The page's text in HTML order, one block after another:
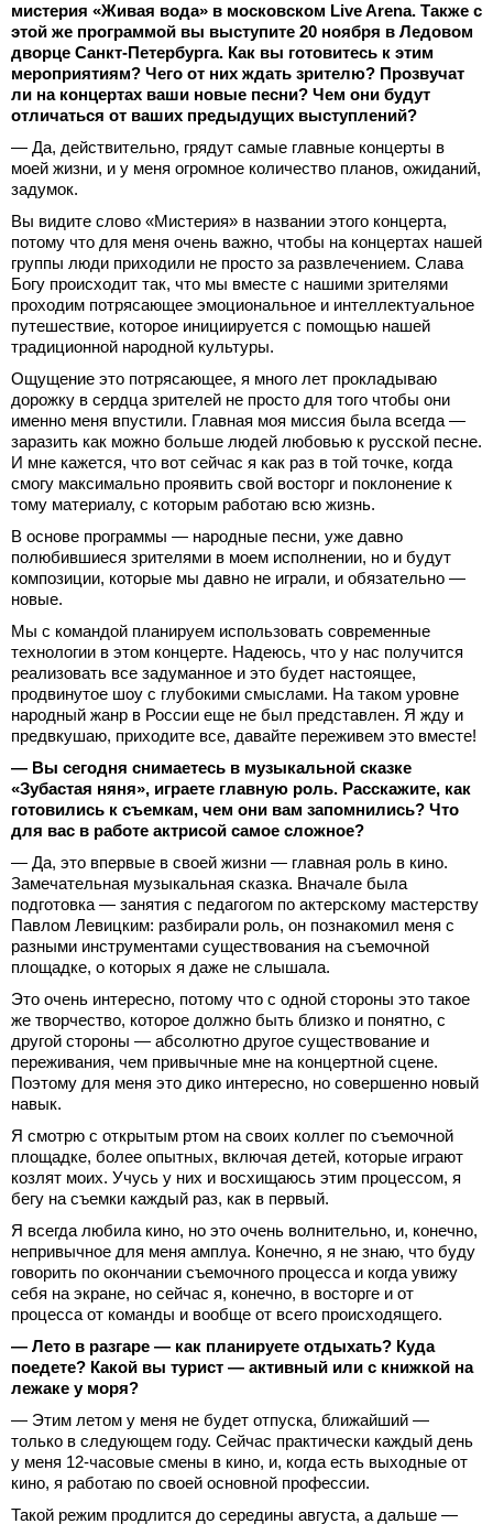
мистерия «Живая вода» в московском Live Arena. Также с
этой же программой вы выступите 20 ноября в Ледовом
дворце Санкт-Петербурга. Как вы готовитесь к этим
мероприятиям? Чего от них ждать зрителю? Прозвучат
ли на концертах ваши новые песни? Чем они будут
отличаться от ваших предыдущих выступлений?
— Да, действительно, грядут самые главные концерты в
моей жизни, и у меня огромное количество планов, ожиданий,
задумок.
Вы видите слово «Мистерия» в названии этого концерта,
потому что для меня очень важно, чтобы на концертах нашей
группы люди приходили не просто за развлечением. Слава
Богу происходит так, что мы вместе с нашими зрителями
проходим потрясающее эмоциональное и интеллектуальное
путешествие, которое инициируется с помощью нашей
традиционной народной культуры.
Ощущение это потрясающее, я много лет прокладываю
дорожку в сердца зрителей не просто для того чтобы они
именно меня впустили. Главная моя миссия была всегда —
заразить как можно больше людей любовью к русской песне.
И мне кажется, что вот сейчас я как раз в той точке, когда
смогу максимально проявить свой восторг и поклонение к
тому материалу, с которым работаю всю жизнь.
В основе программы — народные песни, уже давно
полюбившиеся зрителями в моем исполнении, но и будут
композиции, которые мы давно не играли, и обязательно —
новые.
Мы с командой планируем использовать современные
технологии в этом концерте. Надеюсь, что у нас получится
реализовать все задуманное и это будет настоящее,
продвинутое шоу с глубокими смыслами. На таком уровне
народный жанр в России еще не был представлен. Я жду и
предвкушаю, приходите все, давайте переживем это вместе!
— Вы сегодня снимаетесь в музыкальной сказке
«Зубастая няня», играете главную роль. Расскажите, как
готовились к съемкам, чем они вам запомнились? Что
для вас в работе актрисой самое сложное?
— Да, это впервые в своей жизни — главная роль в кино.
Замечательная музыкальная сказка. Вначале была
подготовка — занятия с педагогом по актерскому мастерству
Павлом Левицким: разбирали роль, он познакомил меня с
разными инструментами существования на съемочной
площадке, о которых я даже не слышала.
Это очень интересно, потому что с одной стороны это такое
же творчество, которое должно быть близко и понятно, с
другой стороны — абсолютно другое существование и
переживания, чем привычные мне на концертной сцене.
Поэтому для меня это дико интересно, но совершенно новый
навык.
Я смотрю с открытым ртом на своих коллег по съемочной
площадке, более опытных, включая детей, которые играют
козлят моих. Учусь у них и восхищаюсь этим процессом, я
бегу на съемки каждый раз, как в первый.
Я всегда любила кино, но это очень волнительно, и, конечно,
непривычное для меня амплуа. Конечно, я не знаю, что буду
говорить по окончании съемочного процесса и когда увижу
себя на экране, но сейчас я, конечно, в восторге и от
процесса от команды и вообще от всего происходящего.
— Лето в разгаре — как планируете отдыхать? Куда
поедете? Какой вы турист — активный или с книжкой на
лежаке у моря?
— Этим летом у меня не будет отпуска, ближайший —
только в следующем году. Сейчас практически каждый день
у меня 12-часовые смены в кино, и, когда есть выходные от
кино, я работаю по своей основной профессии.
Такой режим продлится до середины августа, а дальше —